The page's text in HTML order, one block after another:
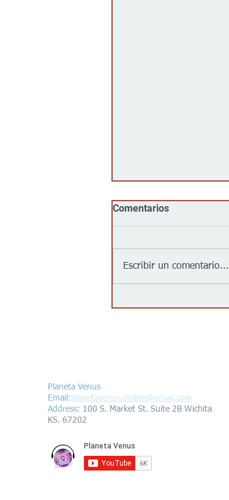
Comentarios
Escribir un comentario...
Planeta Venus
Email:planetavenus.online@gmail.com
Address: 100 S. Market St. Suite 2B Wichita
KS. 67202